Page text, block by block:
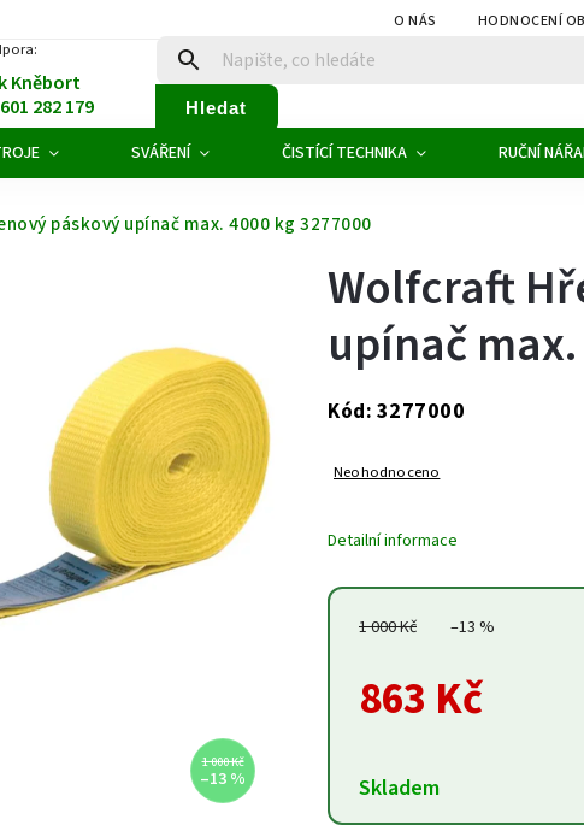
O NÁS HODNOCENÍ
Kněbort
282 179
Hledat
SVÁŘENÍ ČISTÍCÍ TECHNIKA RUČNÍ
páskový upínač max. 4000 kg 3277000
1 000 Kč
–13 %
1 000 Kč –13 %
863 Kč
Skladem
Wolfcraft
upínač
Kód: 3277000
Neohodnoceno
Detailní informace